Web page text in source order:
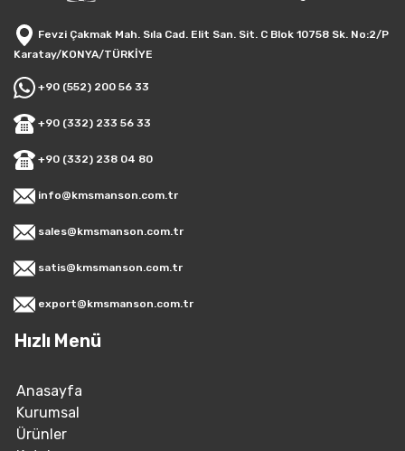
Fevzi Çakmak Mah. Sıla Cad. Elit San. Sit. C Blok 10758 Sk. No:2/P
Karatay/KONYA/TÜRKİYE
+90 (552) 200 56 33
+90 (332) 233 56 33
+90 (332) 238 04 80
info@kmsmanson.com.tr
sales@kmsmanson.com.tr
satis@kmsmanson.com.tr
export@kmsmanson.com.tr
Hızlı Menü
Anasayfa
Kurumsal
Ürünler